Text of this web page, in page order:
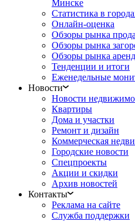
Минске
Статистика в
Онлайн-оценка
Обзоры рынка
Обзоры рынка
Обзоры рынка
Тенденции и итоги
Еженедельные
Новости
Новости
Квартиры
Дома и участки
Ремонт и дизайн
Коммерческая
Городские новости
Спецпроекты
Акции и скидки
Архив новостей
Контакты
Реклама на сайте
Служба поддержки